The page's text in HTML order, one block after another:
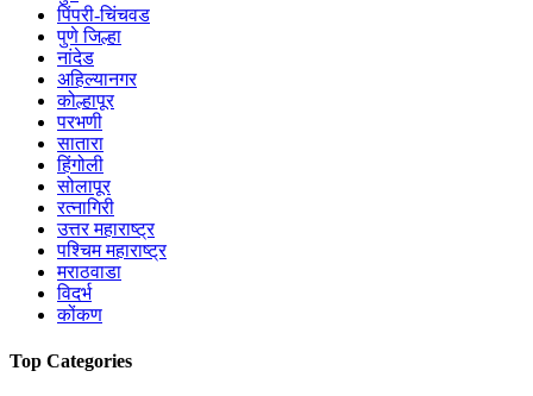
पिंपरी-चिंचवड
पुणे जिल्हा
नांदेड
अहिल्यानगर
कोल्हापूर
परभणी
सातारा
हिंगोली
सोलापूर
रत्नागिरी
उत्तर महाराष्ट्र
पश्चिम महाराष्ट्र
मराठवाडा
विदर्भ
कोंकण
Top Categories